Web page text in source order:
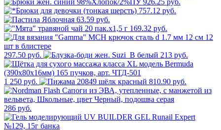
926.25 руб.
757.12 руб.
63.59 руб.
169.32 руб.
297.50 руб. 213 руб.
1 250 руб. 810.90 руб.
286 руб.